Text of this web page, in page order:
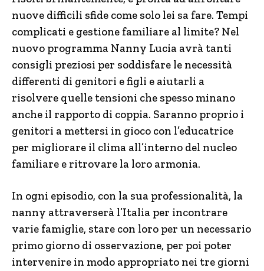
nuove difficili sfide come solo lei sa fare. Tempi
complicati e gestione familiare al limite? Nel
nuovo programma Nanny Lucia avrà tanti
consigli preziosi per soddisfare le necessità
differenti di genitori e figli e aiutarli a
risolvere quelle tensioni che spesso minano
anche il rapporto di coppia. Saranno proprio i
genitori a mettersi in gioco con l’educatrice
per migliorare il clima all’interno del nucleo
familiare e ritrovare la loro armonia.
In ogni episodio, con la sua professionalità, la
nanny attraverserà l’Italia per incontrare
varie famiglie, stare con loro per un necessario
primo giorno di osservazione, per poi poter
intervenire in modo appropriato nei tre giorni